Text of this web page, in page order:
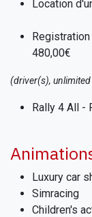
Location
480,00€
(driver(s),
Rally 4 All -
Luxury car
Simracing
Children's